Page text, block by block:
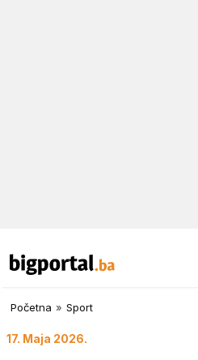
Početna » Sport
17. Maja 2026.